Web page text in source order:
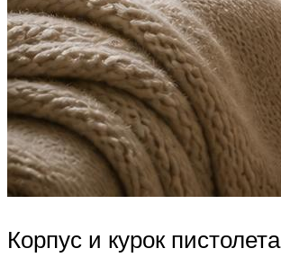
Корпус и курок пистолета